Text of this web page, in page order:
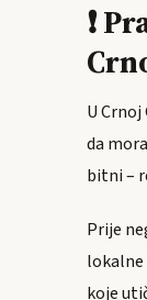
❗
U
da
bitni –
Prije
lokalne
koje